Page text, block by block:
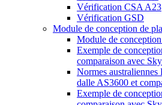
Vérification CSA A23
Vérification GSD
Module de conception de
Module de
Exemple de
comparaison avec
Normes
dalle AS3600 et
Exemple de